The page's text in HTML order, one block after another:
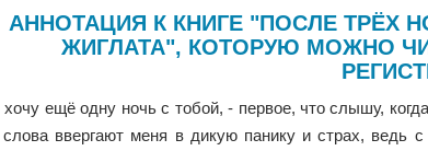
АННОТАЦИЯ К КНИГЕ "ПОСЛЕ ТРЁХ
ЖИГЛАТА", КОТОРУЮ МОЖНО
ещё одну ночь с тобой, - первое, что слышу,
слова ввергают меня в дикую панику и страх,